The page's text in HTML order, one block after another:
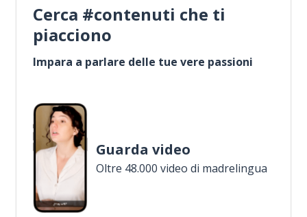
Cerca #contenuti che ti
piacciono
Impara a parlare delle tue vere passioni
Guarda video
Oltre 48.000 video di madrelingua